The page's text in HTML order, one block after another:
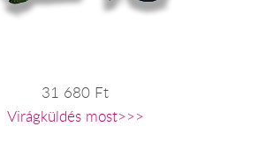
31 680 Ft
Virágküldés most>>>